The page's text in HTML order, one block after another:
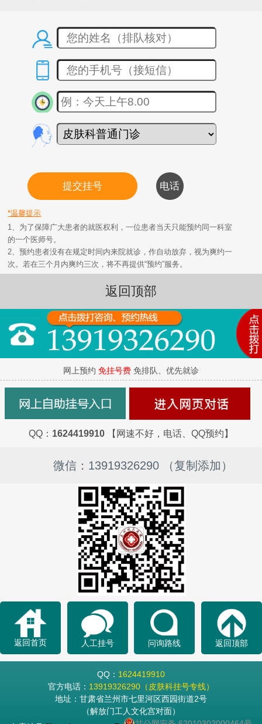
*温馨提示
1、为了保障广大患者的就医权利，一位患者当天只能预约同一科室
的一个医师号。
2、预约患者没有在规定时间内来院就诊，作自动放弃，视为爽约一
次。若在三个月内爽约三次，将不再提供“预约”服务。
返回顶部
网上预约 免挂号费 免排队、优先就诊
QQ： 1624419910 【网速不好，电话、QQ预约】
微信：13919326290 （复制添加）
返回首页 人工挂号 问询路线 返回顶部
QQ： 1624419910
官方电话： 13919326290（皮肤科挂号专线）
地址：甘肃省兰州市七里河区西园街道2号
（解放门工人文化宫对面）